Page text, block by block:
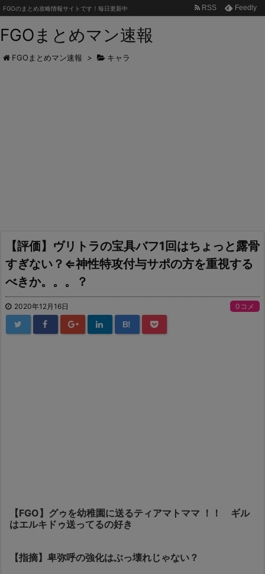
FGOまとめマン速報
FGOのまとめ攻略情報サイトです！毎日更新中 RSS Feedly
FGOまとめマン速報 > キャラ
【評価】ヴリトラの宝具バフ1回はちょっと露骨
すぎない？⇐神性特攻付与サポの方を重視する
べきか。。。？
2020年12月16日 0コメ
B!
【FGO】グゥを幼稚園に送るティアマトママ ！！ ギル
はエルキドゥ送ってるの好き
【指摘】卑弥呼の強化はぶっ壊れじゃない？